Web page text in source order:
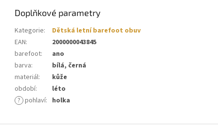
Doplňkové parametry
Kategorie:
Dětská letní barefoot obuv
EAN:
2000000043845
barefoot:
ano
barva:
bílá, černá
materiál:
kůže
období:
léto
? pohlaví: holka